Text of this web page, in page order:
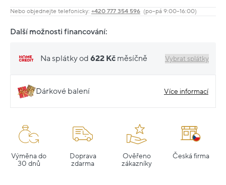
Nebo objednejte telefonicky: +420 777 354 596 (po–pá 9:00–16:00)
Další možnosti financování:
Na splátky od 622 Kč měsíčně Vybrat splátky
Dárkové balení Více informací
Výměna do
30 dnů
Doprava
zdarma
Ověřeno
zákazníky
Česká firma